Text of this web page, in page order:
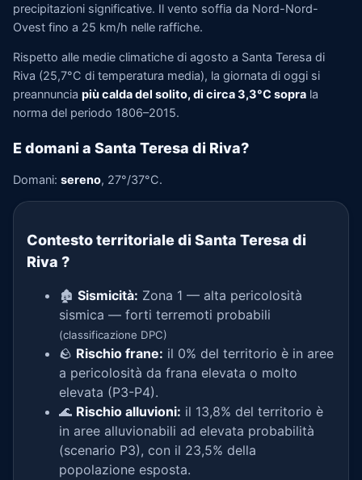
precipitazioni significative. Il vento soffia da Nord-Nord-
Ovest fino a 25 km/h nelle raffiche.
Rispetto alle medie climatiche di agosto a Santa Teresa di
Riva (25,7°C di temperatura media), la giornata di oggi si
preannuncia più calda del solito, di circa 3,3°C sopra la
norma del periodo 1806–2015.
E domani a Santa Teresa di Riva?
Domani: sereno, 27°/37°C.
Contesto territoriale di Santa Teresa di
Riva ?
🏚️ Sismicità: Zona 1 — alta pericolosità
sismica — forti terremoti probabili
(classificazione DPC)
🪨 Rischio frane: il 0% del territorio è in aree
a pericolosità da frana elevata o molto
elevata (P3-P4).
🌊 Rischio alluvioni: il 13,8% del territorio è
in aree alluvionabili ad elevata probabilità
(scenario P3), con il 23,5% della
popolazione esposta.